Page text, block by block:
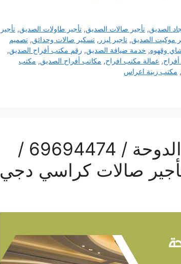
الصديق,تأجير صالات الصديق,تأجير طاولات الصديق,تأجير
موكيت الصديق, تاجير ليزر , تسكير صالات وحدائق, تصميم
وقهوه, خدمة ضيافة الصديق, رقم مكتب أفراح الصديق,
, عمالة مكتب افراح, مكاتب أفراح الصديق, مكتب
, مكتب زينة اعراس
رقم مكتب أفراح شاليهات الدوحة / 69694474 /
صالات كراسي دجي